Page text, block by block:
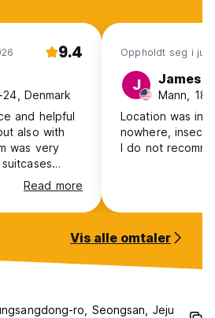
9.4
Denmark
and helpful
also with
was very
on the
had what you
as well,
the house is
nearest
a 7/11.
Read more
Oppholdt seg i jul
J James
Mann, 18-
Location was in
nowhere,
I do not
Vis alle omtaler
ro, Seongsan, Jeju